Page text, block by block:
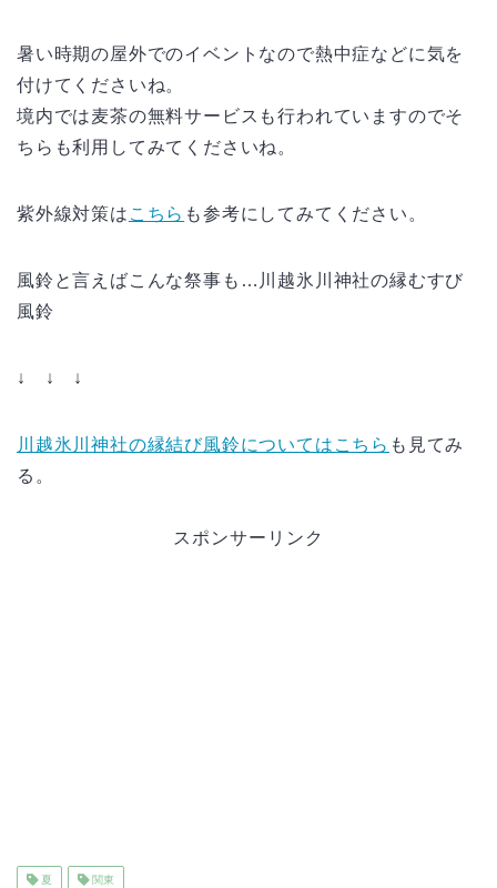
暑い時期の屋外でのイベントなので熱中症などに気を
付けてくださいね。
境内では麦茶の無料サービスも行われていますのでそ
ちらも利用してみてくださいね。
紫外線対策は こちら も参考にしてみてください。
風鈴と言えばこんな祭事も…川越氷川神社の縁むすび
風鈴
↓ ↓ ↓
川越氷川神社の縁結び風鈴についてはこちら も見てみ
る。
スポンサーリンク
夏 関東